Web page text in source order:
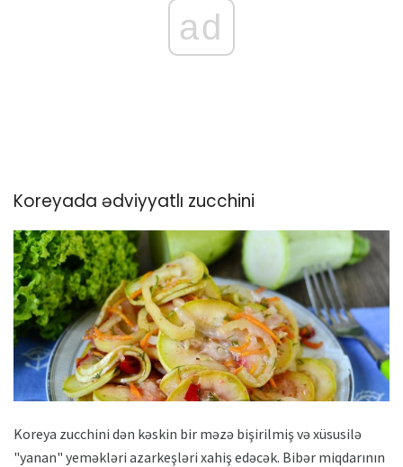
ad
Koreyada ədviyyatlı zucchini
Koreya zucchini dən kəskin bir məzə bişirilmiş və xüsusilə
"yanan" yeməkləri azarkeşləri xahiş edəcək. Bibər miqdarının